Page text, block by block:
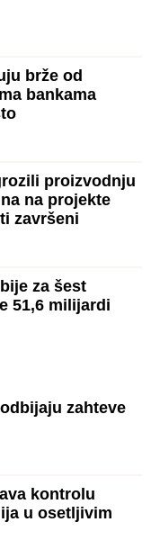
brže od
bankama
proizvodnju
na projekte
završeni
za šest
51,6 milijardi
zahteve
kontrolu
u osetljivim